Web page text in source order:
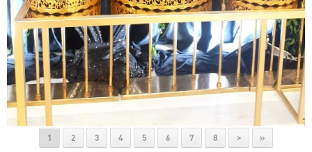
1 2 3 4 5 6 7 8 > »